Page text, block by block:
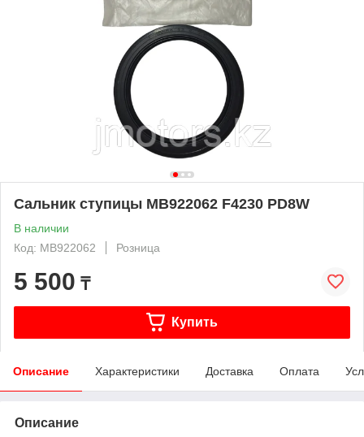
Сальник ступицы MB922062 F4230 PD8W
В наличии
Код: MB922062
Розница
5 500 ₸
Купить
Описание Характеристики Доставка Оплата
Описание